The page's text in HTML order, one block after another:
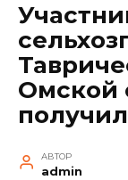
Омской
АВТОР
admin